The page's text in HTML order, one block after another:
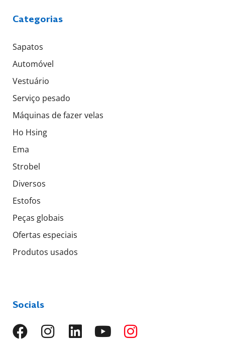
Categorias
Sapatos
Automóvel
Vestuário
Serviço pesado
Máquinas de fazer velas
Ho Hsing
Ema
Strobel
Diversos
Estofos
Peças globais
Ofertas especiais
Produtos usados
Socials